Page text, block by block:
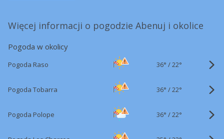
Więcej informacji o pogodzie Abenuj i okolice
Pogoda w okolicy
Pogoda Raso 36° /22°
Pogoda Tobarra 36° /22°
Pogoda Polope 36° /22°